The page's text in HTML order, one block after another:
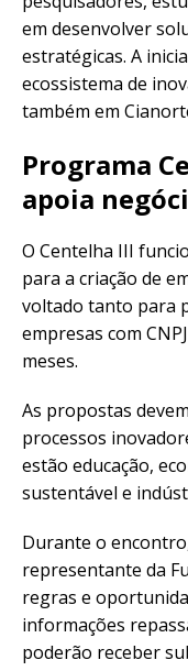
em desenvolver
estratégicas. A
ecossistema de
também em
Programa
apoia
O Centelha III
para a criação de
voltado tanto para
empresas com
meses.
As propostas
processos
estão educação,
sustentável e
Durante o
representante da
regras e
informações
poderão receber